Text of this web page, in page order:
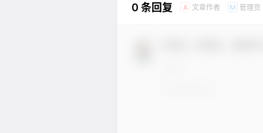
0 条回复 A 文章作者 M 管理员